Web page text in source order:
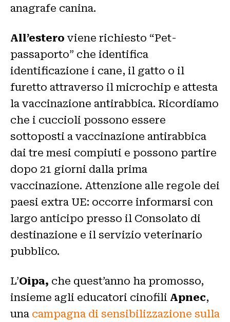
anagrafe canina.
All’estero viene richiesto “Pet-
passaporto” che identifica
identificazione i cane, il gatto o il
furetto attraverso il microchip e attesta
la vaccinazione antirabbica. Ricordiamo
che i cuccioli possono essere
sottoposti a vaccinazione antirabbica
dai tre mesi compiuti e possono partire
dopo 21 giorni dalla prima
vaccinazione. Attenzione alle regole dei
paesi extra UE: occorre informarsi con
largo anticipo presso il Consolato di
destinazione e il servizio veterinario
pubblico.
L’Oipa, che quest’anno ha promosso,
insieme agli educatori cinofili Apnec,
una campagna di sensibilizzazione sulla